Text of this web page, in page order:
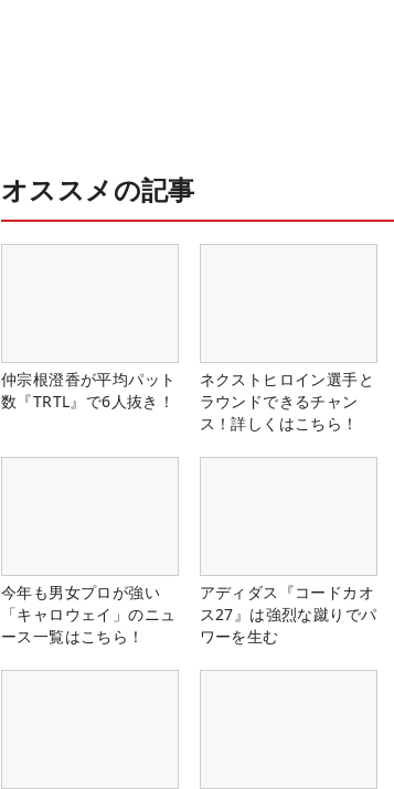
オススメの記事
仲宗根澄香が平均パット
数『TRTL』で6人抜き！
ネクストヒロイン選手と
ラウンドできるチャン
ス！詳しくはこちら！
今年も男女プロが強い
「キャロウェイ」のニュ
ース一覧はこちら！
アディダス『コードカオ
ス27』は強烈な蹴りでパ
ワーを生む